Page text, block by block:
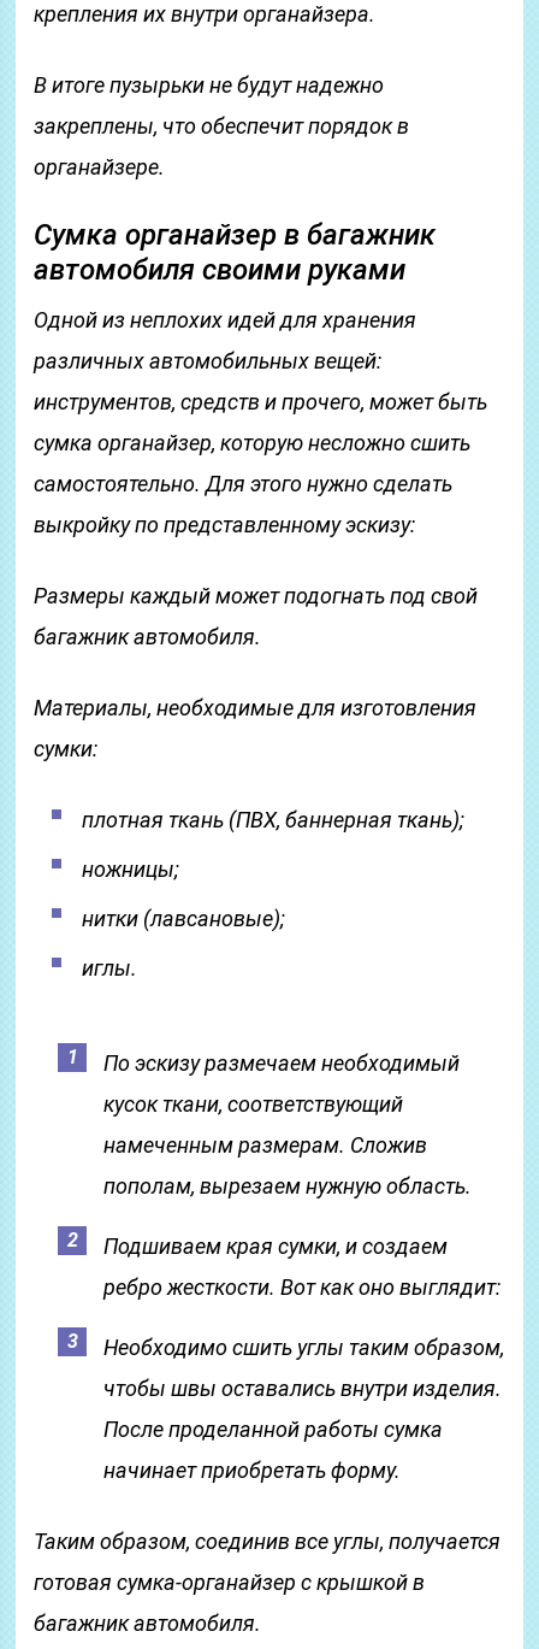
крепления их внутри органайзера.
В итоге пузырьки не будут надежно
закреплены, что обеспечит порядок в
органайзере.
Сумка органайзер в багажник
автомобиля своими руками
Одной из неплохих идей для хранения
различных автомобильных вещей:
инструментов, средств и прочего, может быть
сумка органайзер, которую несложно сшить
самостоятельно. Для этого нужно сделать
выкройку по представленному эскизу:
Размеры каждый может подогнать под свой
багажник автомобиля.
Материалы, необходимые для изготовления
сумки:
плотная ткань (ПВХ, баннерная ткань);
ножницы;
нитки (лавсановые);
иглы.
По эскизу размечаем необходимый
кусок ткани, соответствующий
намеченным размерам. Сложив
пополам, вырезаем нужную область.
Подшиваем края сумки, и создаем
ребро жесткости. Вот как оно выглядит:
Необходимо сшить углы таким образом,
чтобы швы оставались внутри изделия.
После проделанной работы сумка
начинает приобретать форму.
Таким образом, соединив все углы, получается
готовая сумка-органайзер с крышкой в
багажник автомобиля.